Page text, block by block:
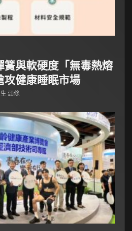
簧與軟硬度「無毒熱熔
攻健康睡眠市場
生 頭條